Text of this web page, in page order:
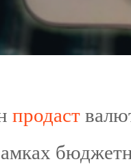
продаст